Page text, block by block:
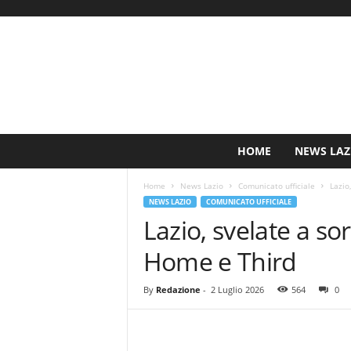
HOME NEWS
Home News Lazio Comunicato ufficiale
NEWS LAZIO COMUNICATO UFFICIALE
Lazio, svelate a
Home e Third
By Redazione - 2 Luglio 2026 564 0